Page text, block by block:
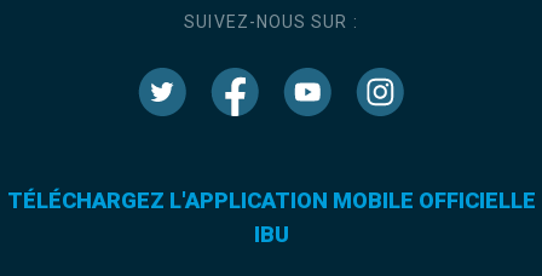
SUIVEZ-NOUS SUR :
TÉLÉCHARGEZ L'APPLICATION MOBILE OFFICIELLE
IBU